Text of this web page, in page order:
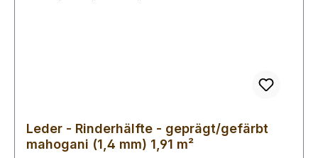
Leder - Rinderhälfte - geprägt/gefärbt
mahogani (1,4 mm) 1,91 m²